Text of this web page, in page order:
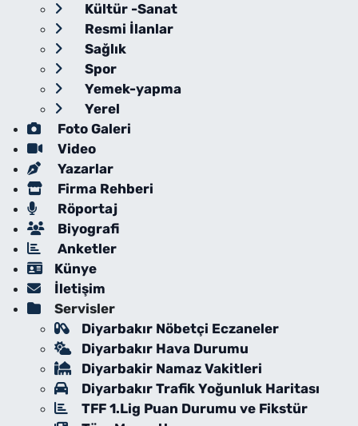
Kültür -Sanat
Resmi İlanlar
Sağlık
Spor
Yemek-yapma
Yerel
Foto Galeri
Video
Yazarlar
Firma Rehberi
Röportaj
Biyografi
Anketler
Künye
İletişim
Servisler
Diyarbakır Nöbetçi Eczaneler
Diyarbakır Hava Durumu
Diyarbakir Namaz Vakitleri
Diyarbakır Trafik Yoğunluk Haritası
TFF 1.Lig Puan Durumu ve Fikstür